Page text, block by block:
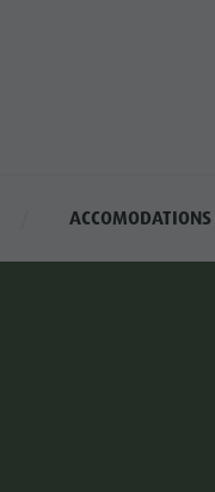
ACCOMODATIONS